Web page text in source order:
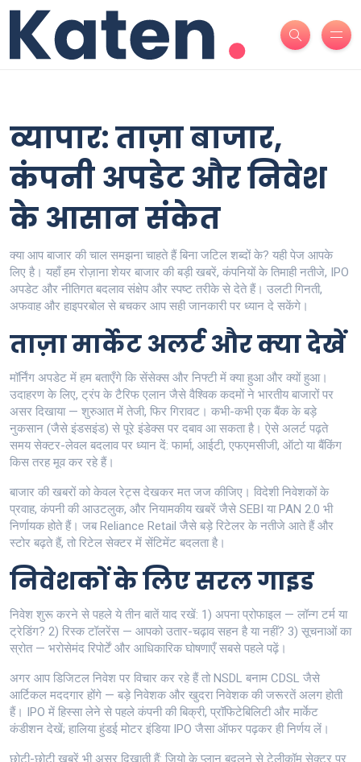
व्यापार: ताज़ा बाजार,
कंपनी अपडेट और निवेश
के आसान संकेत
क्या आप बाजार की चाल समझना चाहते हैं बिना जटिल शब्दों के? यही पेज आपके
लिए है। यहाँ हम रोज़ाना शेयर बाजार की बड़ी खबरें, कंपनियों के तिमाही नतीजे, IPO
अपडेट और नीतिगत बदलाव संक्षेप और स्पष्ट तरीके से देते हैं। उलटी गिनती,
अफवाह और हाइपरबोल से बचकर आप सही जानकारी पर ध्यान दे सकेंगे।
ताज़ा मार्केट अलर्ट और क्या देखें
मॉर्निंग अपडेट में हम बताएँगे कि सेंसेक्स और निफ्टी में क्या हुआ और क्यों हुआ।
उदाहरण के लिए, ट्रंप के टैरिफ एलान जैसे वैश्विक कदमों ने भारतीय बाजारों पर
असर दिखाया — शुरुआत में तेजी, फिर गिरावट। कभी-कभी एक बैंक के बड़े
नुकसान (जैसे इंडसइंड) से पूरे इंडेक्स पर दबाव आ सकता है। ऐसे अलर्ट पढ़ते
समय सेक्टर-लेवल बदलाव पर ध्यान दें: फार्मा, आईटी, एफएमसीजी, ऑटो या बैंकिंग
किस तरह मूव कर रहे हैं।
बाजार की खबरों को केवल रेट्स देखकर मत जज कीजिए। विदेशी निवेशकों के
प्रवाह, कंपनी की आउटलुक, और नियामकीय खबरें जैसे SEBI या PAN 2.0 भी
निर्णायक होते हैं। जब Reliance Retail जैसे बड़े रिटेलर के नतीजे आते हैं और
स्टोर बढ़ते हैं, तो रिटेल सेक्टर में सेंटिमेंट बदलता है।
निवेशकों के लिए सरल गाइड
निवेश शुरू करने से पहले ये तीन बातें याद रखें: 1) अपना प्रोफाइल — लॉन्ग टर्म या
ट्रेडिंग? 2) रिस्क टॉलरेंस — आपको उतार-चढ़ाव सहन है या नहीं? 3) सूचनाओं का
स्रोत — भरोसेमंद रिपोर्टें और आधिकारिक घोषणाएँ सबसे पहले पढ़ें।
अगर आप डिजिटल निवेश पर विचार कर रहे हैं तो NSDL बनाम CDSL जैसे
आर्टिकल मददगार होंगे — बड़े निवेशक और खुदरा निवेशक की जरूरतें अलग होती
हैं। IPO में हिस्सा लेने से पहले कंपनी की बिक्री, प्रॉफिटेबिलिटी और मार्केट
कंडीशन देखें; हालिया हुंडई मोटर इंडिया IPO जैसा ऑफर पढ़कर ही निर्णय लें।
छोटी-छोटी खबरें भी असर दिखाती हैं: जियो के प्लान बदलने से टेलीकॉम सेक्टर पर